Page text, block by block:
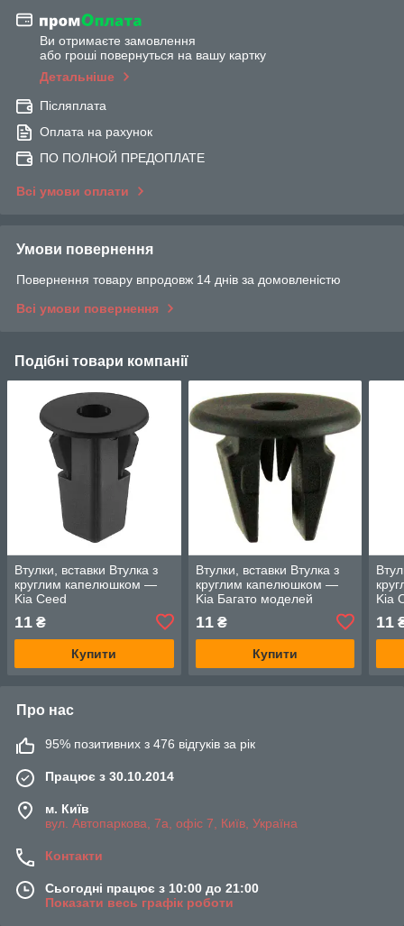
Ви отримаєте замовлення
або гроші повернуться на вашу картку
Детальніше
Післяплата
Оплата на рахунок
ПО ПОЛНОЙ ПРЕДОПЛАТЕ
Всі умови оплати
Умови повернення
Повернення товару впродовж 14 днів за домовленістю
Всі умови повернення
Подібні товари компанії
Втулки, вставки Втулка з
круглим капелюшком —
Kia Ceed
11 ₴
Купити
Втулки, вставки Втулка з
круглим капелюшком —
Kia Багато моделей
11₴
Купити
Kia
11
Про нас
95% позитивних з 476 відгуків за рік
Працює з 30.10.2014
м. Київ
вул. Автопаркова, 7а, офіс 7, Київ, Україна
Контакти
Сьогодні працює з 10:00 до 21:00
Показати весь графік роботи